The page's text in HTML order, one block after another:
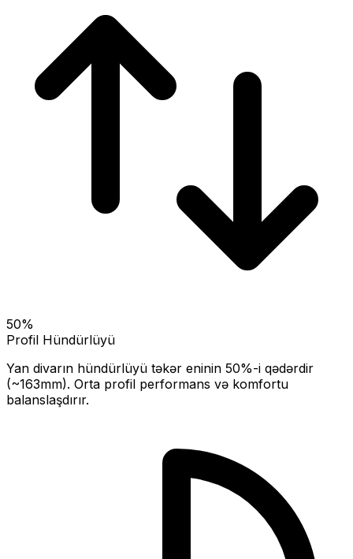
50%
Profil Hündürlüyü
Yan divarın hündürlüyü təkər eninin 50%-i qədərdir
(~163mm). Orta profil performans və komfortu
balanslaşdırır.